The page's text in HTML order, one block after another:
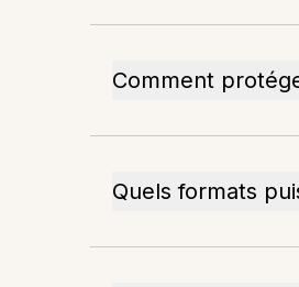
Comment
Quels formats